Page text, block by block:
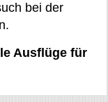
bei der
Ausflüge für